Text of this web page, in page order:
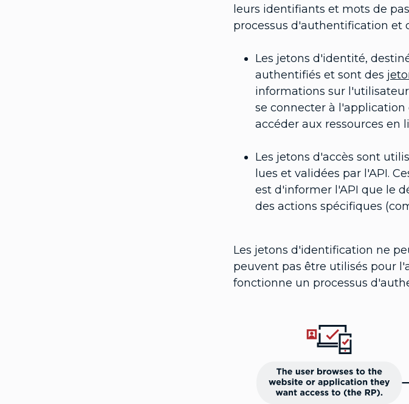
leurs identifiants et mots de
processus d'authentification et
Les jetons d'identité,
authentifiés et sont des
informations sur
se connecter à
accéder aux ressources en
Les jetons d'accès sont
lues et validées par l'API.
est d'informer l'API que le
des actions spécifiques
Les jetons d'identification ne
peuvent pas être utilisés pour
fonctionne un processus